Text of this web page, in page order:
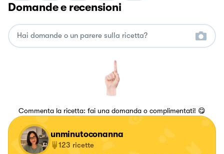
Domande e recensioni
Commenta la ricetta: fai una domanda o complimentati! 😋
unminutoconanna
123 ricette